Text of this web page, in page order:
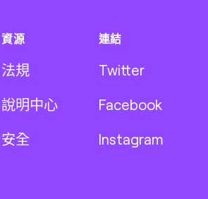
資源
法規
說明中心
安全
連結
Twitter
Facebook
Instagram